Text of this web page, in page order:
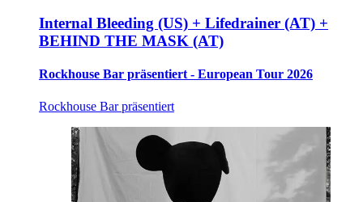
Internal Bleeding (US) + Lifedrainer (AT) +
BEHIND THE MASK (AT)
Rockhouse Bar präsentiert - European Tour 2026
Rockhouse Bar präsentiert